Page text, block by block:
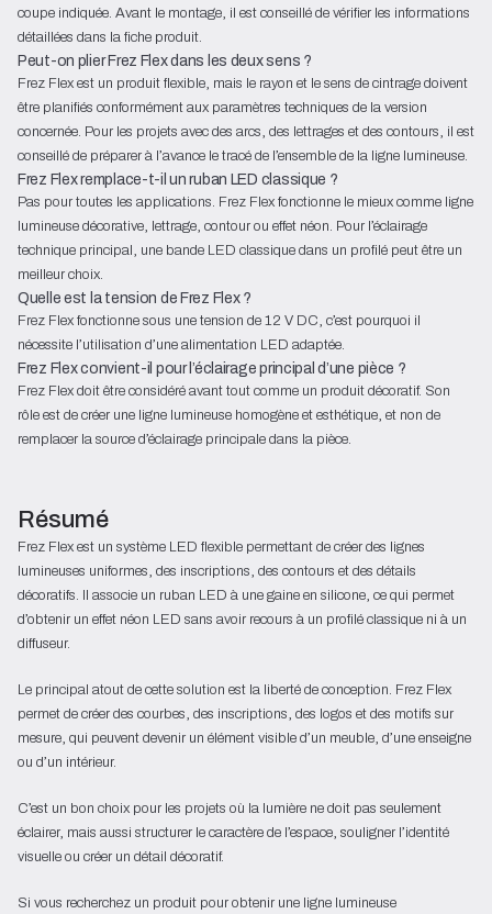
coupe indiquée. Avant le montage, il est conseillé de vérifier les informations
détaillées dans la fiche produit.
Peut-on plier Frez Flex dans les deux sens ?
Frez Flex est un produit flexible, mais le rayon et le sens de cintrage doivent
être planifiés conformément aux paramètres techniques de la version
concernée. Pour les projets avec des arcs, des lettrages et des contours, il est
conseillé de préparer à l’avance le tracé de l’ensemble de la ligne lumineuse.
Frez Flex remplace-t-il un ruban LED classique ?
Pas pour toutes les applications. Frez Flex fonctionne le mieux comme ligne
lumineuse décorative, lettrage, contour ou effet néon. Pour l’éclairage
technique principal, une bande LED classique dans un profilé peut être un
meilleur choix.
Quelle est la tension de Frez Flex ?
Frez Flex fonctionne sous une tension de 12 V DC, c’est pourquoi il
nécessite l’utilisation d’une alimentation LED adaptée.
Frez Flex convient-il pour l’éclairage principal d’une pièce ?
Frez Flex doit être considéré avant tout comme un produit décoratif. Son
rôle est de créer une ligne lumineuse homogène et esthétique, et non de
remplacer la source d’éclairage principale dans la pièce.
Résumé
Frez Flex est un système LED flexible permettant de créer des lignes
lumineuses uniformes, des inscriptions, des contours et des détails
décoratifs. Il associe un ruban LED à une gaine en silicone, ce qui permet
d’obtenir un effet néon LED sans avoir recours à un profilé classique ni à un
diffuseur.
Le principal atout de cette solution est la liberté de conception. Frez Flex
permet de créer des courbes, des inscriptions, des logos et des motifs sur
mesure, qui peuvent devenir un élément visible d’un meuble, d’une enseigne
ou d’un intérieur.
C’est un bon choix pour les projets où la lumière ne doit pas seulement
éclairer, mais aussi structurer le caractère de l’espace, souligner l’identité
visuelle ou créer un détail décoratif.
Si vous recherchez un produit pour obtenir une ligne lumineuse